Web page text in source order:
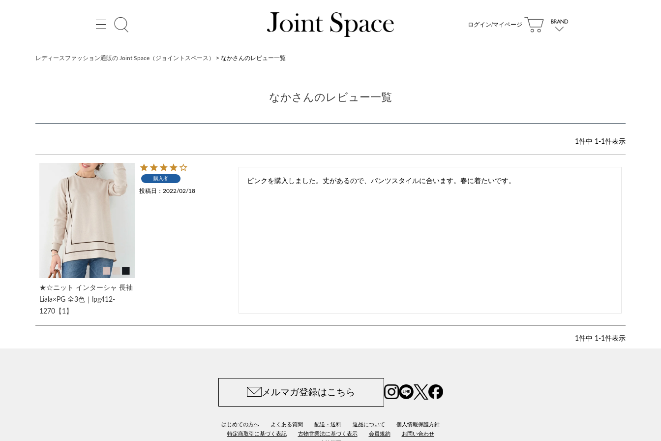
ログイン/マイページ
レディースファッション通販の Joint Space（ジョイントスペース） なかさんのレビュー一覧
なかさんのレビュー一覧
1件中 1-1件表示
★☆ニット インターシャ 長袖
Liala×PG 全3色｜lpg412-
1270【1】
購入者
投稿日 2022/02/18
ピンクを購入しました。丈があるので、パンツスタイルに合います。春に着たいです。
1 件中 1 -1 件表示
メルマガ登録はこちら
はじめての方へ よくある質問 配送・送料 返品について
個人情報保護方針
特定商取引に基づく表記
古物営業法に基づく表示 会員規約
お問い合わせ